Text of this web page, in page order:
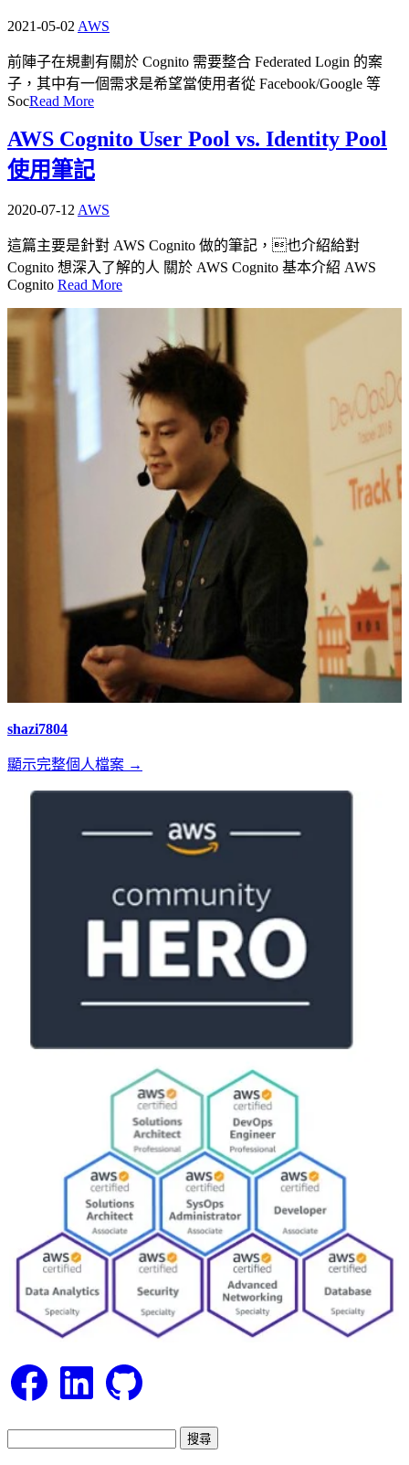
2021-05-02 AWS
前陣子在規劃有關於 Cognito 需要整合 Federated Login 的案
子，其中有一個需求是希望當使用者從 Facebook/Google 等
SocRead More
AWS Cognito User Pool vs. Identity Pool
使用筆記
2020-07-12 AWS
這篇主要是針對 AWS Cognito 做的筆記，也介紹給對
Cognito 想深入了解的人 關於 AWS Cognito 基本介紹 AWS
Cognito Read More
shazi7804
顯示完整個人檔案 →
FacebookLinkedIn GitHub